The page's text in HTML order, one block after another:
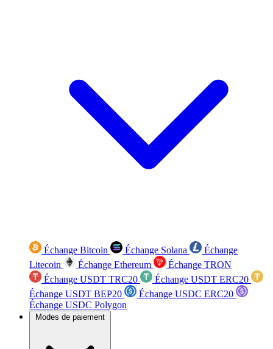
Échange Bitcoin Échange Solana
Échange
Litecoin
Échange Ethereum
Échange TRON
Échange USDT TRC20
Échange USDT ERC20
Échange USDT BEP20
Échange USDC ERC20
Échange USDC Polygon
Modes de paiement